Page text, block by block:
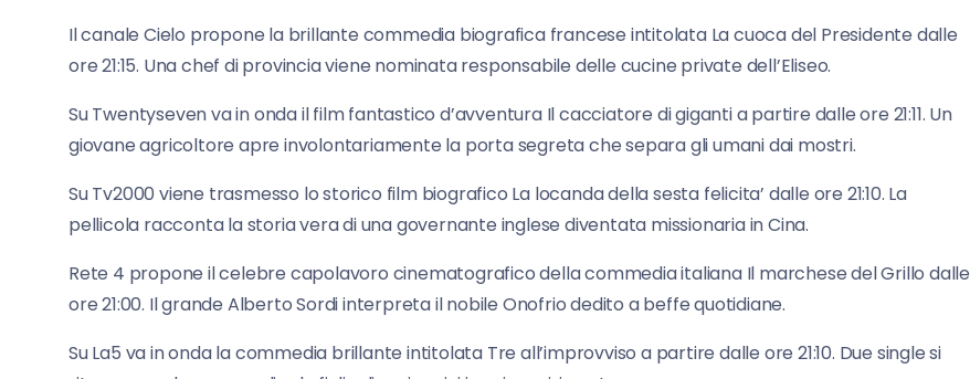
Il canale Cielo propone la brillante commedia biografica francese intitolata La cuoca del Presidente dalle
ore 21:15. Una chef di provincia viene nominata responsabile delle cucine private dell’Eliseo.
Su Twentyseven va in onda il film fantastico d’avventura Il cacciatore di giganti a partire dalle ore 21:11. Un
giovane agricoltore apre involontariamente la porta segreta che separa gli umani dai mostri.
Su Tv2000 viene trasmesso lo storico film biografico La locanda della sesta felicita’ dalle ore 21:10. La
pellicola racconta la storia vera di una governante inglese diventata missionaria in Cina.
Rete 4 propone il celebre capolavoro cinematografico della commedia italiana Il marchese del Grillo dalle
ore 21:00. Il grande Alberto Sordi interpreta il nobile Onofrio dedito a beffe quotidiane.
Su La5 va in onda la commedia brillante intitolata Tre all’improvviso a partire dalle ore 21:10. Due single si